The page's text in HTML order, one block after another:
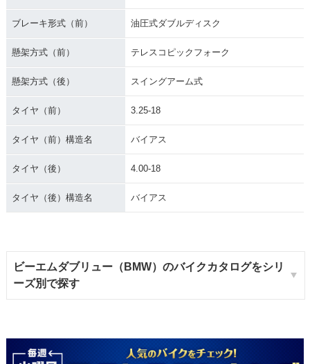
ブレーキ形式（前） 油圧式ダブルディスク
懸架方式（前） テレスコピックフォーク
懸架方式（後） スイングアーム式
タイヤ（前） 3.25-18
タイヤ（前）構造名 バイアス
タイヤ（後） 4.00-18
タイヤ（後）構造名 バイアス
ビーエムダブリュー（BMW）のバイクカタログをシリ
ーズ別で探す